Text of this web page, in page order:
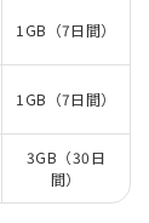
1GB（7日間）
1GB（7日間）
3GB（30日
間）